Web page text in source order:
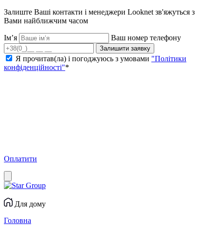
Залиште Ваші контакти і менеджери Looknet зв'яжуться з
Вами найближчим часом
Ім’я Ваш номер телефону
Залишити заявку
Я прочитав(ла) і погоджуюсь з умовами "Політики
конфіденційності"*
Оплатити
Для дому
Головна